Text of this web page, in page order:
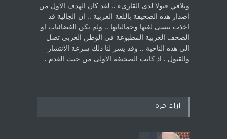
‏وتلاقي قبولا لدى القارىء ..‏ لقد كان الهدف الاول من
اصدار هذه الصحيفة باللغة العربية .. ان الجالية قد
اخذت ‏تنسى لغتها وجمالياتها .. ولم تكن الفضائيات او
الصحف العربية المطبوعة في الوطن ‏العربي تصل
الى هذه الناحية .. وقد يسر لنا ذلك سرعة الانتشار
والقبول . اذ كانت ‏الصحيفة الاولى من حيث القدم . ‏
اراء حرة